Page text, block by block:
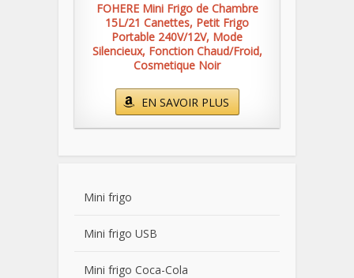
FOHERE Mini Frigo de Chambre
15L/21 Canettes, Petit Frigo
Portable 240V/12V, Mode
Silencieux, Fonction Chaud/Froid,
Cosmetique Noir
EN SAVOIR PLUS
Mini frigo
Mini frigo USB
Mini frigo Coca-Cola